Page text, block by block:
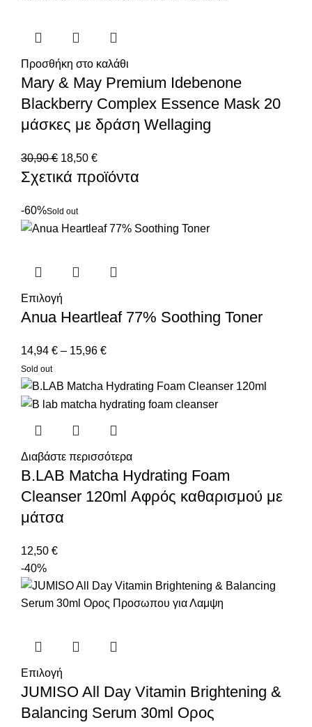
Προσθήκη στο καλάθι
Mary & May Premium Idebenone
Blackberry Complex Essence Mask 20
μάσκες με δράση Wellaging
30,90€ 18,50 €
Σχετικά προϊόντα
-60%Sold out
Επιλογή
Anua Heartleaf 77% Soothing Toner
14,94 € – 15,96 €
Sold out
Διαβάστε περισσότερα
B.LAB Matcha Hydrating Foam
Cleanser 120ml Αφρός καθαρισμού με
μάτσα
12,50 €
-40%
Επιλογή
JUMISO All Day Vitamin Brightening &
Balancing Serum 30ml Ορος